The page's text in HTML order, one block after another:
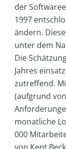
der
1997
ändern.
unter dem
Die
Jahres
zutreffend.
(aufgrund
monatliche
000